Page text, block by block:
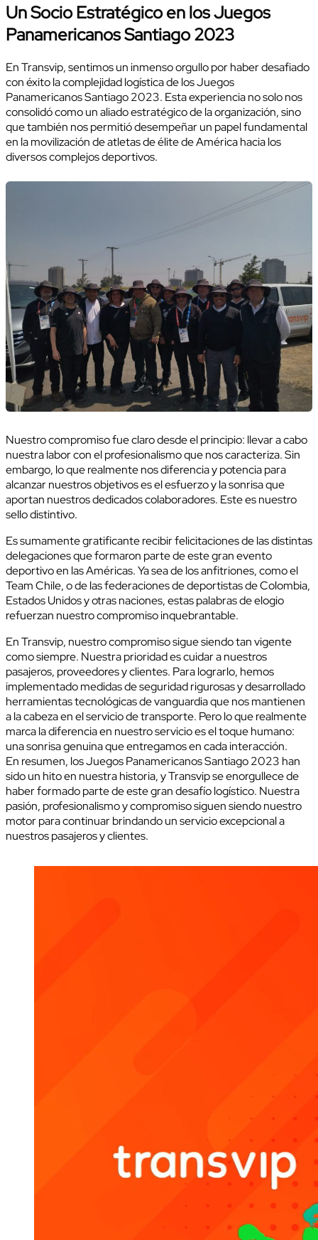
Un Socio Estratégico en los Juegos
Panamericanos Santiago 2023
En Transvip, sentimos un inmenso orgullo por haber desafiado
con éxito la complejidad logística de los Juegos
Panamericanos Santiago 2023. Esta experiencia no solo nos
consolidó como un aliado estratégico de la organización, sino
que también nos permitió desempeñar un papel fundamental
en la movilización de atletas de élite de América hacia los
diversos complejos deportivos.
Nuestro compromiso fue claro desde el principio: llevar a cabo
nuestra labor con el profesionalismo que nos caracteriza. Sin
embargo, lo que realmente nos diferencia y potencia para
alcanzar nuestros objetivos es el esfuerzo y la sonrisa que
aportan nuestros dedicados colaboradores. Este es nuestro
sello distintivo.
Es sumamente gratificante recibir felicitaciones de las distintas
delegaciones que formaron parte de este gran evento
deportivo en las Américas. Ya sea de los anfitriones, como el
Team Chile, o de las federaciones de deportistas de Colombia,
Estados Unidos y otras naciones, estas palabras de elogio
refuerzan nuestro compromiso inquebrantable.
En Transvip, nuestro compromiso sigue siendo tan vigente
como siempre. Nuestra prioridad es cuidar a nuestros
pasajeros, proveedores y clientes. Para lograrlo, hemos
implementado medidas de seguridad rigurosas y desarrollado
herramientas tecnológicas de vanguardia que nos mantienen
a la cabeza en el servicio de transporte. Pero lo que realmente
marca la diferencia en nuestro servicio es el toque humano:
una sonrisa genuina que entregamos en cada interacción.
En resumen, los Juegos Panamericanos Santiago 2023 han
sido un hito en nuestra historia, y Transvip se enorgullece de
haber formado parte de este gran desafío logístico. Nuestra
pasión, profesionalismo y compromiso siguen siendo nuestro
motor para continuar brindando un servicio excepcional a
nuestros pasajeros y clientes.